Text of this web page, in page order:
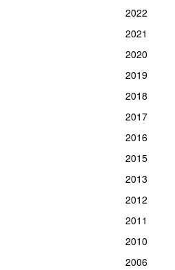
2022
2021
2020
2019
2018
2017
2016
2015
2013
2012
2011
2010
2006